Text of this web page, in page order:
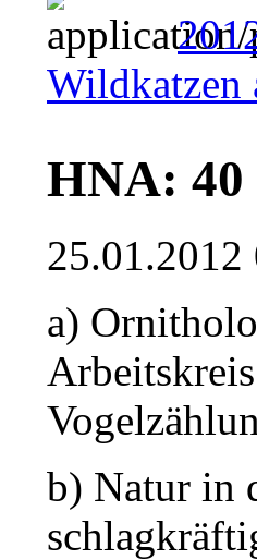
Wildkatzen
HNA: 40
25.01.2012
a)
b) Natur in